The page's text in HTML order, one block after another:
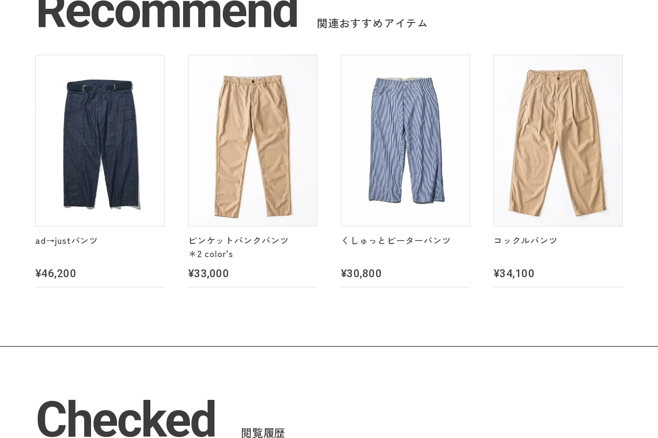
関連おすすめアイテム
ad→justパンツ
¥46,200
ピンケットパンクパンツ
＊2 color's
¥33,000
くしゅっとピーターパンツ
¥30,800
コックルパンツ
¥34,100
Checked 閲覧履歴